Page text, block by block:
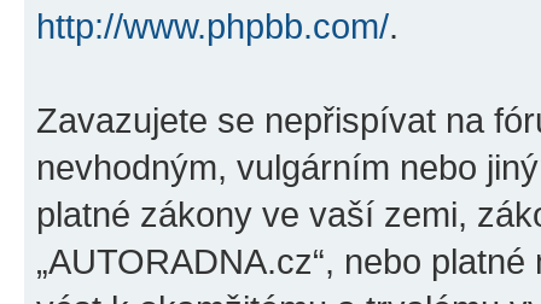
http://www.phpbb.com/.
Zavazujete se nepřispívat na
nevhodným, vulgárním nebo
platné zákony ve vaší zemi,
„AUTORADNA.cz“, nebo